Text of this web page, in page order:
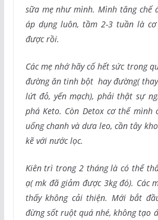
sữa mẹ như mình. Mình tăng chế
áp dụng luôn, tầm 2-3 tuần là
được rồi.
Các mẹ nhớ hãy cố hết sức trong
đường ăn tinh bột hay đường(
lứt đỏ, yến mạch), phải thật sự
phá Keto. Còn Detox cơ thể mình
uống chanh và dưa leo, cần tây
kẽ với nước lọc.
Kiên trì trong 2 tháng là có thể
ạ( mk đã giảm được 3kg đó). Các
thấy không cải thiện. Mới bắt
đừng sốt ruột quá nhé, không tạo